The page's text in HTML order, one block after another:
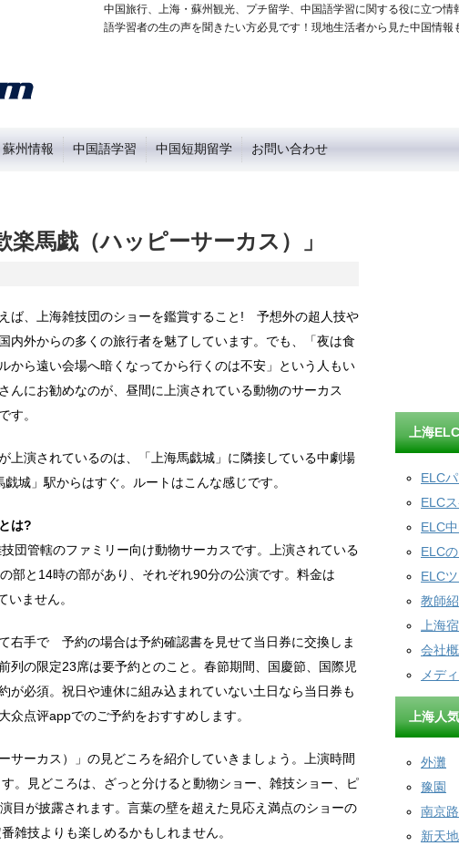
中国旅行、上海・蘇州観光、プチ留学、中国語学習に関する役に立つ情
語学習者の生の声を聞きたい方必見です！現地生活者から見た中国情報
蘇州情報 中国語学習 中国短期留学 お問い合わせ
楽馬戯（ハッピーサーカス）」
ば、上海雑技団のショーを鑑賞すること! 予想外の超人技や
内外からの多くの旅行者を魅了しています。でも、「夜は食
から遠い会場へ暗くなってから行くのは不安」という人もい
んにお勧めなのが、昼間に上演されている動物のサーカス
す。
上演されているのは、「上海馬戯城」に隣接している中劇場
城」駅からはすぐ。ルートはこんな感じです。
は?
団管轄のファミリー向け動物サーカスです。上演されている
部と14時の部があり、それぞれ90分の公演です。料金は
ません。
右手で 予約の場合は予約確認書を見せて当日券に交換しま
列の限定23席は要予約とのこと。春節期間、国慶節、国際児
が必須。祝日や連休に組み込まれていない土日なら当日券も
众点评appでのご予約をおすすめします。
サーカス）」の見どころを紹介していきましょう。上演時間
。見どころは、ざっと分けると動物ショー、雑技ショー、ピ
目が披露されます。言葉の壁を超えた見応え満点のショーの
技よりも楽しめるかもしれません。
上海
ELC
ELC
ELC
ELC
ELC
教師
上海
会社
メデ
上海人
外灘
豫園
南京路
新天地